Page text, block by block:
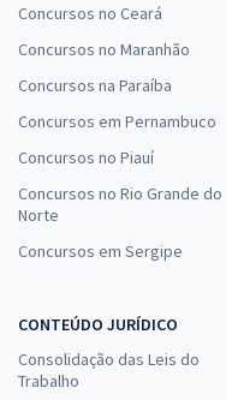
Concursos no Ceará
Concursos no Maranhão
Concursos na Paraíba
Concursos em Pernambuco
Concursos no Piauí
Concursos no Rio Grande do
Norte
Concursos em Sergipe
CONTEÚDO JURÍDICO
Consolidação das Leis do
Trabalho